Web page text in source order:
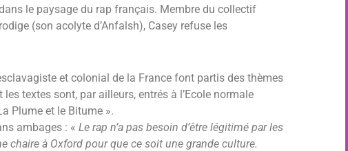
le paysage du rap français. Membre du collectif
(son acolyte d’Anfalsh), Casey refuse les
et colonial de la France font partis des thèmes
textes sont, par ailleurs, entrés à l’Ecole normale
Plume et le Bitume ».
ambages : « Le rap n’a pas besoin d’être légitimé par les
chaire à Oxford pour que ce soit une grande culture.